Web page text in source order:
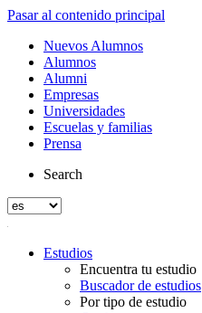
Pasar al contenido principal
Nuevos Alumnos
Alumnos
Alumni
Empresas
Universidades
Escuelas y familias
Prensa
Search
Estudios
Encuentra tu estudio
Buscador de estudios
Por tipo de estudio